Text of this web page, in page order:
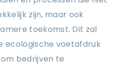
zijn, maar ook
toekomst. Dit zal
ecologische voetafdruk
bedrijven te